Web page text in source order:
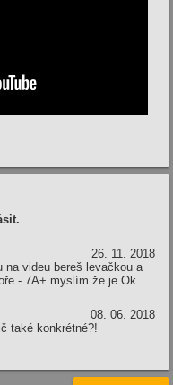
26. 11. 2018
na videu bereš levačkou a
- 7A+ myslím že je Ok
08. 06. 2018
také konkrétné?!